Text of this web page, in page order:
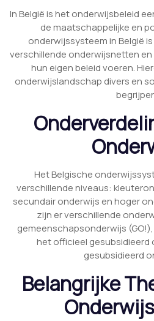
In België is het onderwijsbeleid
de maatschappelijke en
onderwijssysteem in België
verschillende onderwijsnetten
hun eigen beleid voeren.
onderwijslandschap divers en
Het Belgische
verschillende niveaus:
secundair onderwijs en hoger
zijn er verschillende
gemeenschapsonderwijs
het officieel gesubsidieerd
gesubsidieerd
Belangrijke